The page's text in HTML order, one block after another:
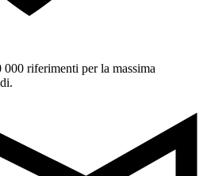
riferimenti per la massima